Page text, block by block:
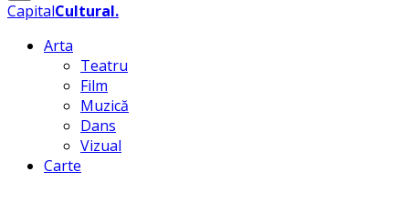
CapitalCultural.
Arta
Teatru
Film
Muzică
Dans
Vizual
Carte